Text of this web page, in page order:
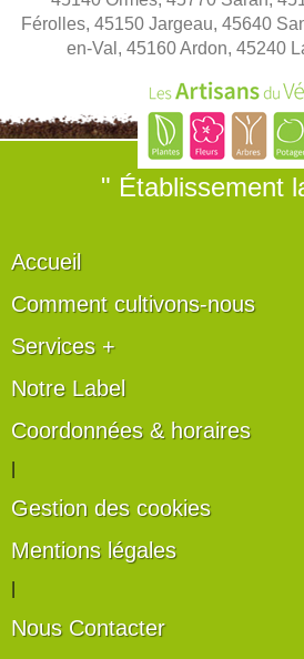
Férolles, 45150 Jargeau, 45640
en-Val, 45160 Ardon, 45240
" Établissement
Accueil
Comment cultivons-nous
Services +
Notre Label
Coordonnées & horaires
Gestion des cookies
Mentions légales
Nous Contacter